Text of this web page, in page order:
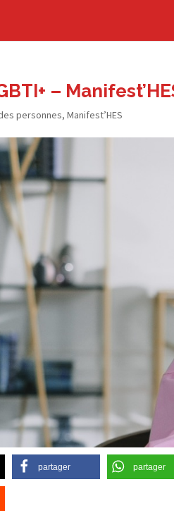
–
personnes,Manifest’HES
partager partager